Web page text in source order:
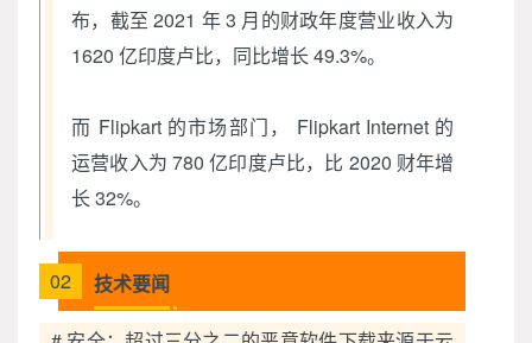
布，截至 2021 年 3 月的财政年度营业收入为
1620 亿印度卢比，同比增长 49.3%。
而 Flipkart 的市场部门， Flipkart Internet 的
运营收入为 780 亿印度卢比，比 2020 财年增
长 32%。
02 技术要闻